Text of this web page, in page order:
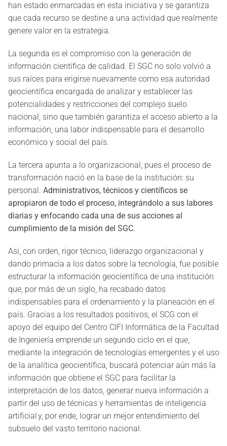
han estado enmarcadas en esta iniciativa y se garantiza
que cada recurso se destine a una actividad que realmente
genere valor en la estrategia.
La segunda es el compromiso con la generación de
información científica de calidad. El SGC no solo volvió a
sus raíces para erigirse nuevamente como esa autoridad
geocientífica encargada de analizar y establecer las
potencialidades y restricciones del complejo suelo
nacional, sino que también garantiza el acceso abierto a la
información, una labor indispensable para el desarrollo
económico y social del país.
La tercera apunta a lo organizacional, pues el proceso de
transformación nació en la base de la institución: su
personal. Administrativos, técnicos y científicos se
apropiaron de todo el proceso, integrándolo a sus labores
diarias y enfocando cada una de sus acciones al
cumplimiento de la misión del SGC.
Así, con orden, rigor técnico, liderazgo organizacional y
dando primacía a los datos sobre la tecnología, fue posible
estructurar la información geocientífica de una institución
que, por más de un siglo, ha recabado datos
indispensables para el ordenamiento y la planeación en el
país. Gracias a los resultados positivos, el SCG con el
apoyo del equipo del Centro CIFI Informática de la Facultad
de Ingeniería emprende un segundo ciclo en el que,
mediante la integración de tecnologías emergentes y el uso
de la analítica geocientífica, buscará potenciar aún más la
información que obtiene el SGC para facilitar la
interpretación de los datos, generar nueva información a
partir del uso de técnicas y herramientas de inteligencia
artificial y, por ende, lograr un mejor entendimiento del
subsuelo del vasto territorio nacional.